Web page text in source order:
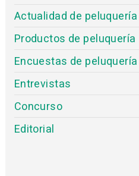
Actualidad de peluquería
Productos de peluquería
Encuestas de peluquería
Entrevistas
Concurso
Editorial